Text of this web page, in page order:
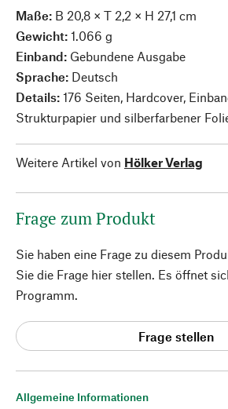
Allgemeine Informationen
Maße: B 20,8 × T 2,2 × H 27,1 cm
Gewicht: 1.066 g
Einband: Gebundene Ausgabe
Sprache: Deutsch
Details: 176 Seiten, Hardcover,
Strukturpapier und silberfarbener
Weitere Artikel von Hölker Verlag
Frage zum Produkt
Sie haben eine Frage zu diesem
Sie die Frage hier stellen. Es öffnet
Programm.
Frage stellen